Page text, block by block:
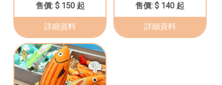
$ 150 起
詳細資料
$ 140 起
詳細資料